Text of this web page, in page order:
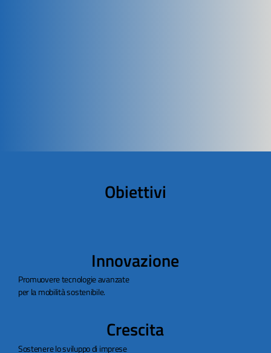
Obiettivi
Innovazione
Promuovere tecnologie avanzate
per la mobilità sostenibile.
Crescita
Sostenere lo sviluppo di imprese